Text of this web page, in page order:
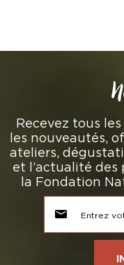
Recevez tous
les nouveautés,
ateliers,
et l’actualité des
la Fondation